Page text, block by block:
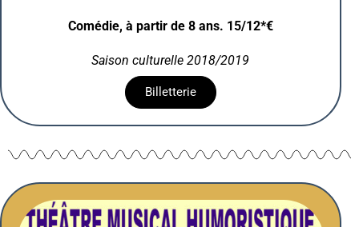
Comédie, à partir de 8 ans. 15/12*€
Saison culturelle 2018/2019
Billetterie